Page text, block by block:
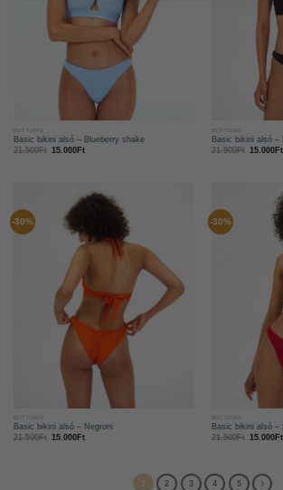
Basic bikini alsó – Blueberry shake
21.500Ft 15.000 Ft
Basic bikini alsó –
21.500Ft 15.000 Ft
-30%
Basic bikini alsó – Negroni
21.500Ft 15.000 Ft
-30%
Basic bikini alsó –
21.500Ft 15.000 Ft
1 2 3 4 5